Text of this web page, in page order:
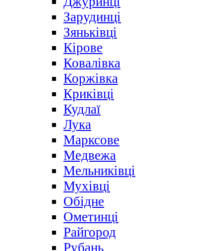
Зарудинці
Зяньківці
Кірове
Ковалівка
Коржівка
Криківці
Кудлаї
Лука
Марксове
Медвежа
Мельниківці
Мухівці
Обідне
Ометинці
Райгород
Рубань